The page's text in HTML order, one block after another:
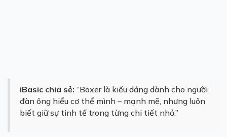
iBasic chia sẻ: “Boxer là kiểu dáng dành cho người
đàn ông hiểu cơ thể mình – mạnh mẽ, nhưng luôn
biết giữ sự tinh tế trong từng chi tiết nhỏ.”